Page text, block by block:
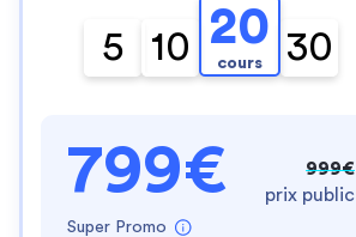
5 10 20
cours 30
799€
Super Promo
999€
prix public